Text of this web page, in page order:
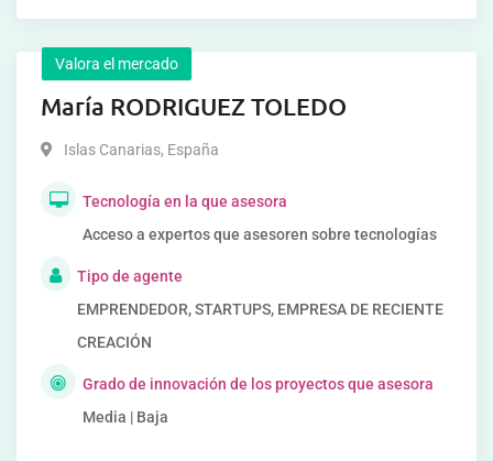
Valora el mercado
María RODRIGUEZ TOLEDO
Islas Canarias, España
Tecnología en la que asesora
Acceso a expertos que asesoren sobre tecnologías
Tipo de agente
EMPRENDEDOR, STARTUPS, EMPRESA DE RECIENTE
CREACIÓN
Grado de innovación de los proyectos que asesora
Media | Baja